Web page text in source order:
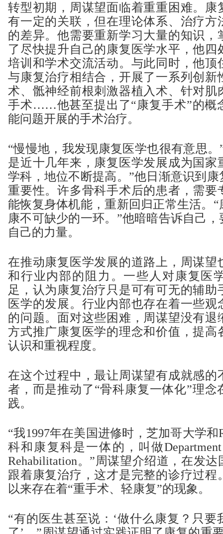
转型初期，周谋望面临着重重困难。康
有一定的关联，但在理论体系、治疗方
的差异。他需要重新学习大量的知识，
了尽快提升自己的康复医学水平，他四
培训和学术交流活动。与此同时，他顶
与康复治疗相结合，开展了一系列创新
术、骶神经前根刺激器植入术、针对肌
手术……他甚至提出了“康复手术”的概
能问题开展的手术治疗。
“慢慢地，我发现康复医学也很有意思
是近十几年来，康复医学发展成为国家
学科，地位不断提高。”他日渐意识到
重要性。许多骨科手术后的患者，需要
能恢复身体机能，重新回归正常生活。
康不可缺少的一环。”他暗暗告诉自己
自己的力量。
在推动康复医学发展的道路上，周谋望
和行业内部的阻力。一些人对康复医
足，认为康复治疗只是可有可无的辅助
医学的发展。行业内部也存在着一些观
的问题。面对这些困难，周谋望没有退
方式推广康复医学的理念和价值，提高
认识和重视程度。
在这个过程中，最让周谋望有成就感的
者，而是推动了“骨科康复一体化”理念
践。
“我1997年在美国进修时，芝加哥大学和
科和康复科是一体的，叫做Department
Rehabilitation。”周谋望介绍道，在发
跟着康复治疗，这才是完整的诊疗过程
以来存在着“重手术、轻康复”的现象。
“有的医生甚至说：‘做什么康复？只要